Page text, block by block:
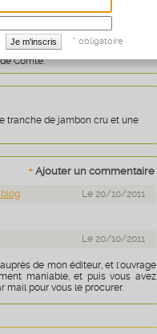
d'ail, détaillez-les en croutons
grasse.
versez ce mélange dans une
de persil finement ciselé,
Comté.
tranche de jambon cru et une
+ Ajouter un commentaire
Le 20/10/2011
Le 20/10/2011
de mon éditeur, et l'ouvrage
maniable, et puis vous avez
mail pour vous le procurer.
* obligatoire